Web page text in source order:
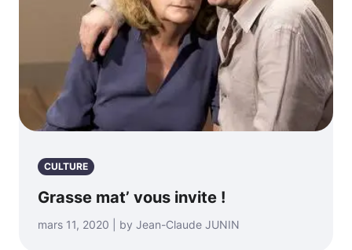
CULTURE
Grasse mat’ vous invite !
mars 11, 2020 | by Jean-Claude JUNIN